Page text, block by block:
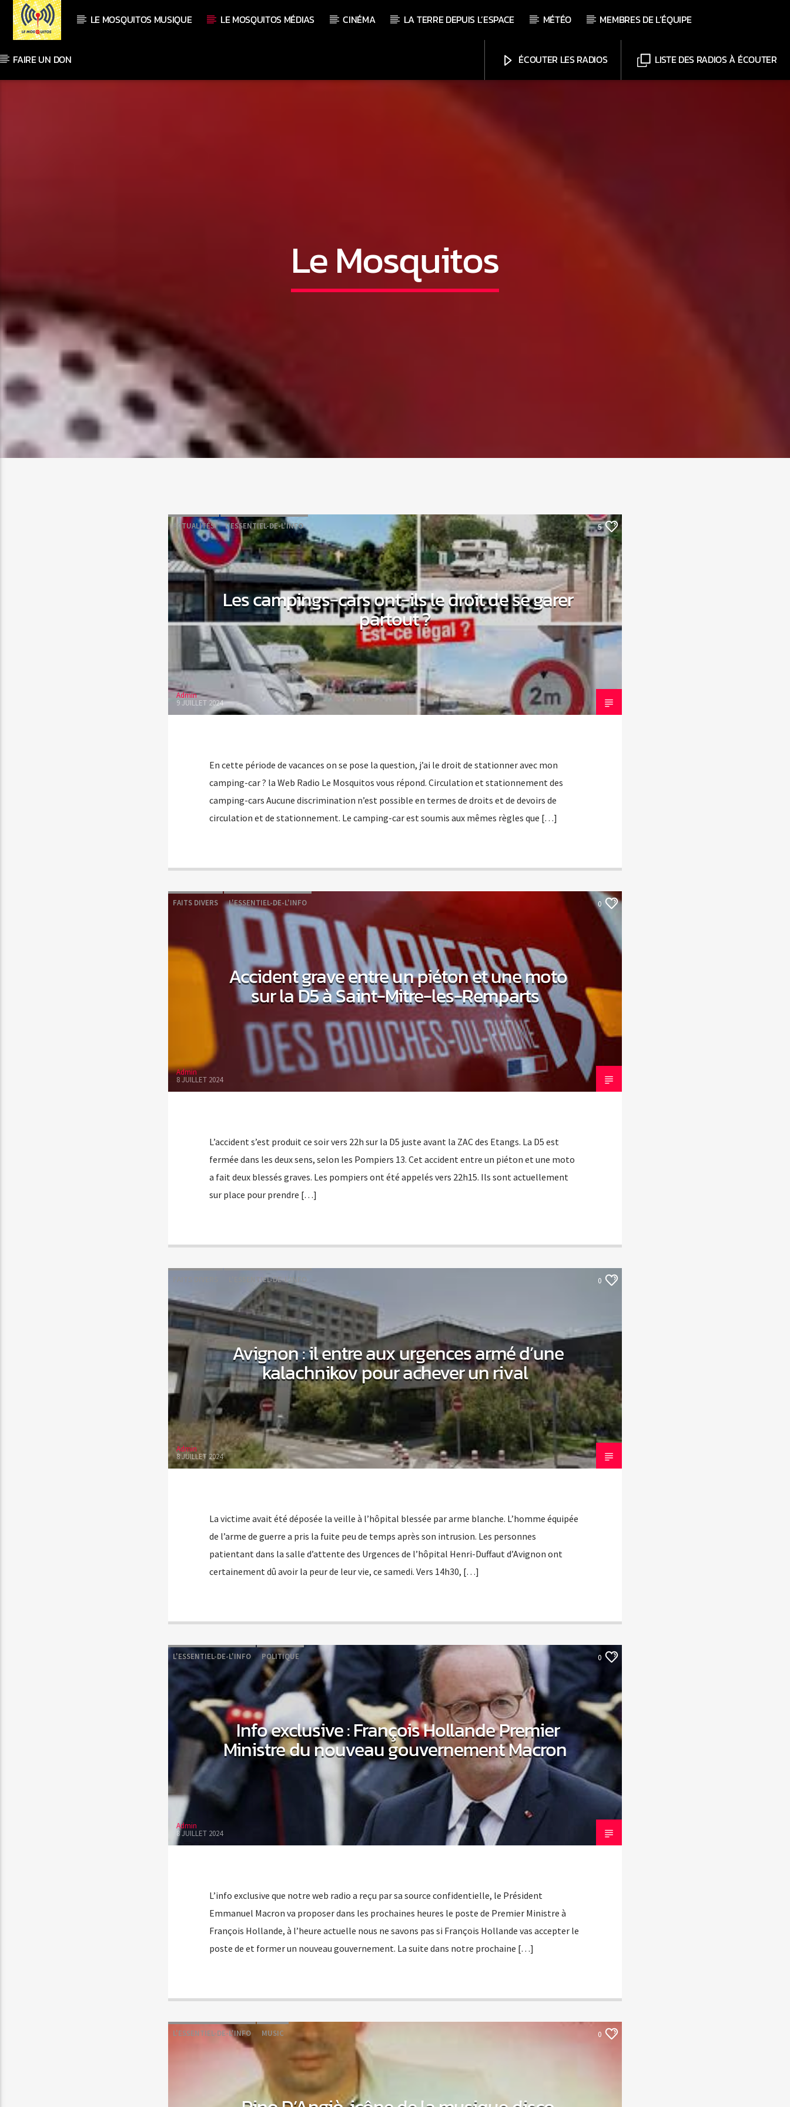
LE MOSQUITOS MUSIQUE LE MOSQUITOS MÉDIAS CINÉMA LA TERRE DEPUIS L’ESPACE MÉTÉO MEMBRES DE L’ÉQUIPE
FAIRE UN DON LISTE DES RADIOS À ÉCOUTER
ÉCOUTER LES RADIOS
Le Mosquitos
ACTUALITÉS L'ESSENTIEL-DE-L'INFO 5
Les campings-cars ont-ils le droit de se garer
partout ?
Admin
9 JUILLET 2024
En cette période de vacances on se pose la question, j’ai le droit de stationner avec mon
camping-car ? la Web Radio Le Mosquitos vous répond. Circulation et stationnement des
camping-cars Aucune discrimination n’est possible en termes de droits et de devoirs de
circulation et de stationnement. Le camping-car est soumis aux mêmes règles que […]
FAITS DIVERS L'ESSENTIEL-DE-L'INFO 0
Accident grave entre un piéton et une moto
sur la D5 à Saint-Mitre-les-Remparts
Admin
8 JUILLET 2024
L’accident s’est produit ce soir vers 22h sur la D5 juste avant la ZAC des Etangs. La D5 est
fermée dans les deux sens, selon les Pompiers 13. Cet accident entre un piéton et une moto
a fait deux blessés graves. Les pompiers ont été appelés vers 22h15. Ils sont actuellement
sur place pour prendre […]
L'ESSENTIEL-DE-L'INFO 0
Avignon : il entre aux urgences armé d’une
kalachnikov pour achever un rival
Admin
8 JUILLET 2024
La victime avait été déposée la veille à l’hôpital blessée par arme blanche. L’homme équipée
de l’arme de guerre a pris la fuite peu de temps après son intrusion. Les personnes
patientant dans la salle d’attente des Urgences de l’hôpital Henri-Duffaut d’Avignon ont
certainement dû avoir la peur de leur vie, ce samedi. Vers 14h30, […]
L'ESSENTIEL-DE-L'INFO POLITIQUE 0
Info exclusive : François Hollande Premier
Ministre du nouveau gouvernement Macron
Admin
8 JUILLET 2024
L’info exclusive que notre web radio a reçu par sa source confidentielle, le Président
Emmanuel Macron va proposer dans les prochaines heures le poste de Premier Ministre à
François Hollande, à l’heure actuelle nous ne savons pas si François Hollande vas accepter le
poste de et former un nouveau gouvernement. La suite dans notre prochaine […]
L'ESSENTIEL-DE-L'INFO MUSIC 0